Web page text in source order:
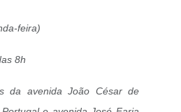
feira)
8h
da avenida João César de